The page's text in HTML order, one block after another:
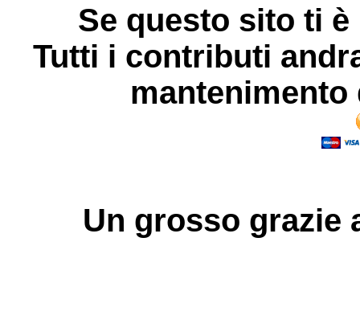
Se questo sito ti
Tutti i contributi
Un grosso grazie